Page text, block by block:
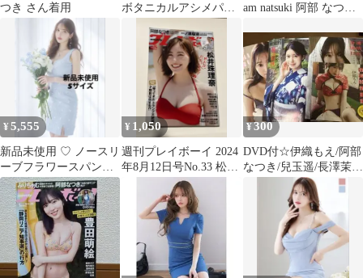
つき さん着用
ボタニカルアシメパタ
0サイズ
am natsuki 阿部 なつき
¥5,555
新品未使用 ♡ ノースリ
ーブフラワースパンコ
ールミニドレス キャ
バドレス
¥ 1,050
週刊プレイボーイ 2024
年8月12日号No.33 松井
¥300
DVD付☆伊織もえ/阿部
なつき/兒玉遥/長澤茉里
奈/高崎かなみ/池本しお